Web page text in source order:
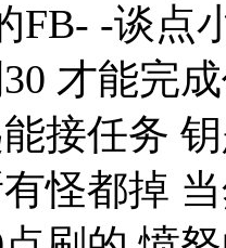
FB- -谈点
才能完
接任务
怪都掉